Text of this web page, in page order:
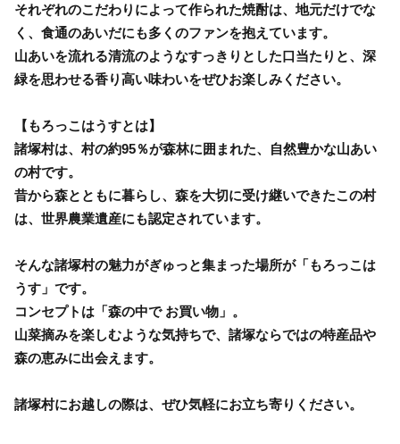
それぞれのこだわりによって作られた焼酎は、地元だけでな
く、食通のあいだにも多くのファンを抱えています。
山あいを流れる清流のようなすっきりとした口当たりと、深
緑を思わせる香り高い味わいをぜひお楽しみください。
【もろっこはうすとは】
諸塚村は、村の約95％が森林に囲まれた、自然豊かな山あい
の村です。
昔から森とともに暮らし、森を大切に受け継いできたこの村
は、世界農業遺産にも認定されています。
そんな諸塚村の魅力がぎゅっと集まった場所が「もろっこは
うす」です。
コンセプトは「森の中で お買い物」。
山菜摘みを楽しむような気持ちで、諸塚ならではの特産品や
森の恵みに出会えます。
諸塚村にお越しの際は、ぜひ気軽にお立ち寄りください。